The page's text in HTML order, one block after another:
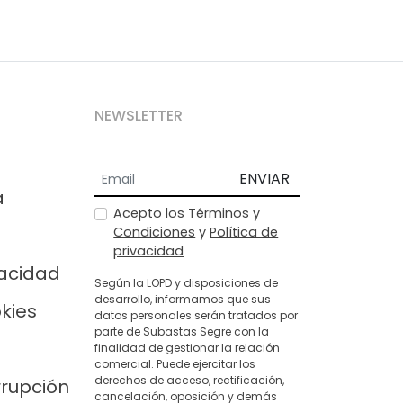
NEWSLETTER
ENVIAR
Acepto los Términos y
Condiciones yPolítica de
privacidad
Según la LOPD y disposiciones de
desarrollo, informamos que sus
datos personales serán tratados por
parte de Subastas Segre con la
finalidad de gestionar la relación
comercial. Puede ejercitar los
derechos de acceso, rectificación,
cancelación, oposición y demás